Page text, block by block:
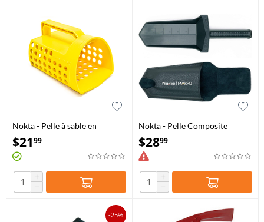
Nokta - Pelle à sable en
plastique
$2199
+
−
Nokta - Pelle Composite
standard avec étui de ceinture
$2899
+
−
-25%